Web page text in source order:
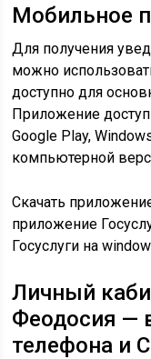
Мобильное
Для получения
можно
доступно для
Приложение
Google Play,
компьютерной
Скачать
приложение
Госуслуги на
Личный
Феодосия —
телефона и